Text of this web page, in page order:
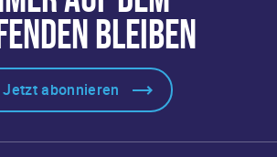
BLEIBEN
Jetzt abonnieren